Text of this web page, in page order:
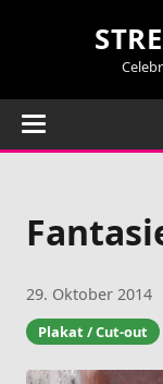
29. Oktober 2014
Plakat / Cut-out